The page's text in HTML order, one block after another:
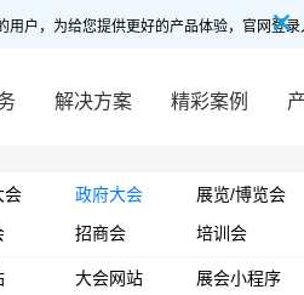
用户，为给您提供更好的产品体验，官网登
解决方案 精彩案例
会 政府大会
展览/博览会
招商会 培训会
大会网站
展会小程序